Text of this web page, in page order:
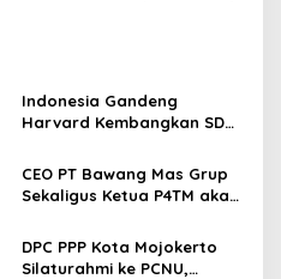
Indonesia Gandeng
Harvard Kembangkan SDM
Dunia
CEO PT Bawang Mas Grup
Sekaligus Ketua P4TM akan
Tembakau di Madura
DPC PPP Kota Mojokerto
Silaturahmi ke PCNU,